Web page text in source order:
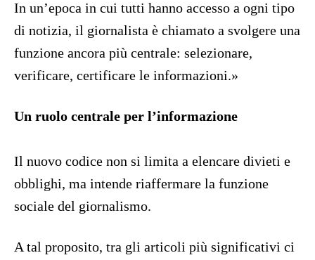
In un’epoca in cui tutti hanno accesso a ogni tipo
di notizia, il giornalista è chiamato a svolgere una
funzione ancora più centrale: selezionare,
verificare, certificare le informazioni.»
Un ruolo centrale per l’informazione
Il nuovo codice non si limita a elencare divieti e
obblighi, ma intende riaffermare la funzione
sociale del giornalismo.
A tal proposito, tra gli articoli più significativi ci